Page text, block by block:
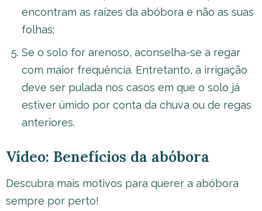
encontram as raízes da abóbora e não as suas
folhas;
Se o solo for arenoso, aconselha-se a regar
com maior frequência. Entretanto, a irrigação
deve ser pulada nos casos em que o solo já
estiver úmido por conta da chuva ou de regas
anteriores.
Vídeo: Benefícios da abóbora
Descubra mais motivos para querer a abóbora
sempre por perto!